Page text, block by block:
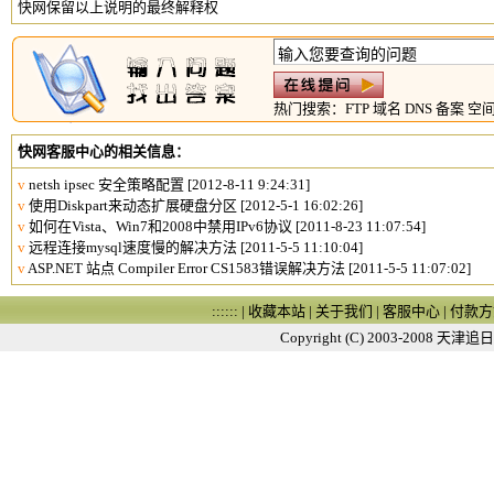
快网保留以上说明的最终解释权
热门搜索： FTP 域名 DNS 备案 空
快网客服中心的相关信息：
v netsh ipsec 安全策略配置 [2012-8-11 9:24:31]
v 使用Diskpart来动态扩展硬盘分区 [2012-5-1 16:02:26]
v 如何在Vista、Win7和2008中禁用IPv6协议 [2011-8-23 11:07:54]
v 远程连接mysql速度慢的解决方法 [2011-5-5 11:10:04]
vASP.NET 站点 Compiler Error CS1583错误解决方法 [2011-5-5 11:07:02]
:::::: | 收藏本站 | 关于我们 | 客服中心 | 付款
Copyright (C) 2003-2008 天津追